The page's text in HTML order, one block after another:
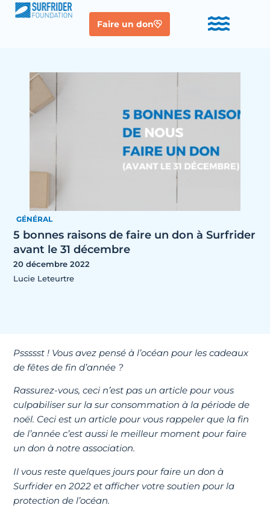
Faire un don
GÉNÉRAL
5 bonnes raisons de faire un don à Surfrider
avant le 31 décembre
20 décembre 2022
Lucie Leteurtre
Pssssst ! Vous avez pensé à l’océan pour les cadeaux
de fêtes de fin d’année ?
Rassurez-vous, ceci n’est pas un article pour vous
culpabiliser sur la sur consommation à la période de
noël. Ceci est un article pour vous rappeler que la fin
de l’année c’est aussi le meilleur moment pour faire
un don à notre association.
Il vous reste quelques jours pour faire un don à
Surfrider en 2022 et afficher votre soutien pour la
protection de l’océan.